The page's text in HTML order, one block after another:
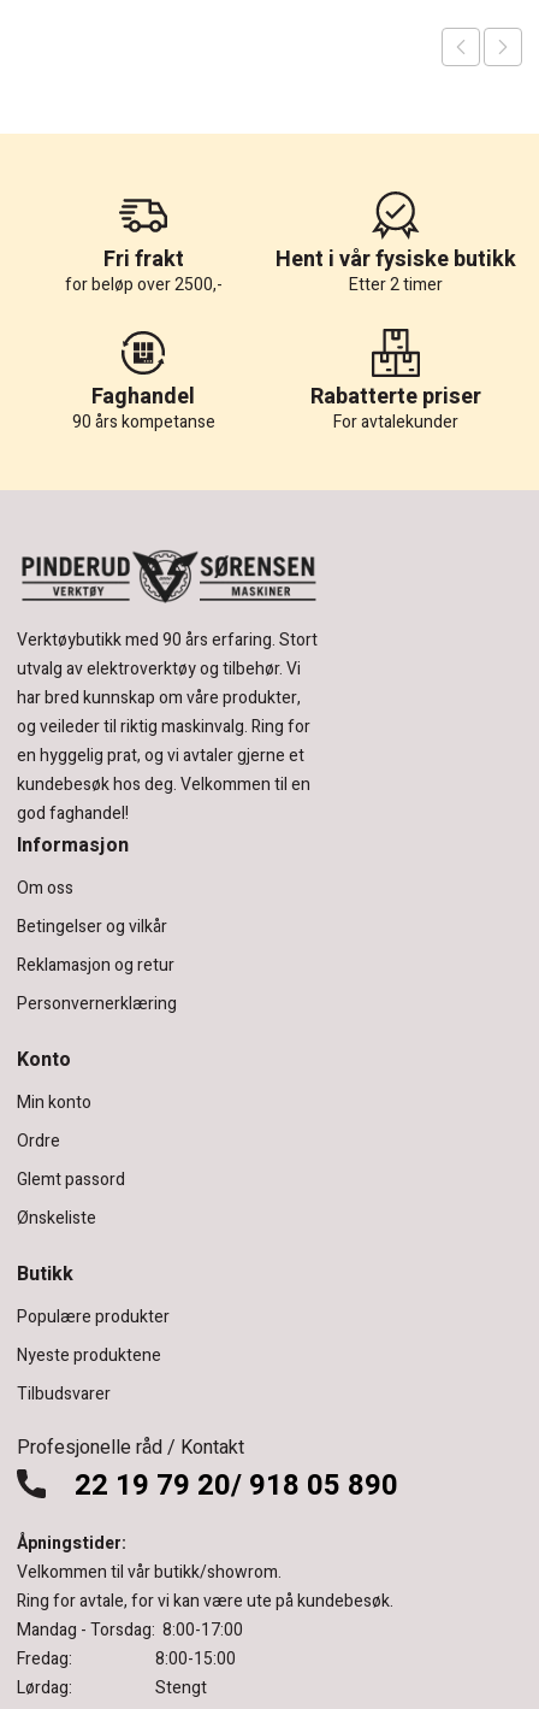
Fri frakt
for beløp over 2500,-
Hent i vår fysiske butikk
Etter 2 timer
Faghandel
90 års kompetanse
Rabatterte priser
For avtalekunder
Verktøybutikk med 90 års erfaring.Stort
utvalg av elektroverktøy og tilbehør.Vi
har bred kunnskap om våre produkter,
og veileder til riktig maskinvalg. Ring for
en hyggelig prat, og vi avtaler gjerne et
kundebesøk hos deg.Velkommen til en
god faghandel!
Informasjon
Om oss
Betingelser og vilkår
Reklamasjon og retur
Personvernerklæring
Konto
Min konto
Ordre
Glemt passord
Ønskeliste
Butikk
Populære produkter
Nyeste produktene
Tilbudsvarer
Profesjonelle råd / Kontakt
22 19 79 20/ 918 05 890
Åpningstider:
Velkommen til vår butikk/showrom.
Ring for avtale, for vi kan være ute på kundebesøk.
Mandag - Torsdag: 8:00-17:00
Fredag: 8:00-15:00
Lørdag: Stengt